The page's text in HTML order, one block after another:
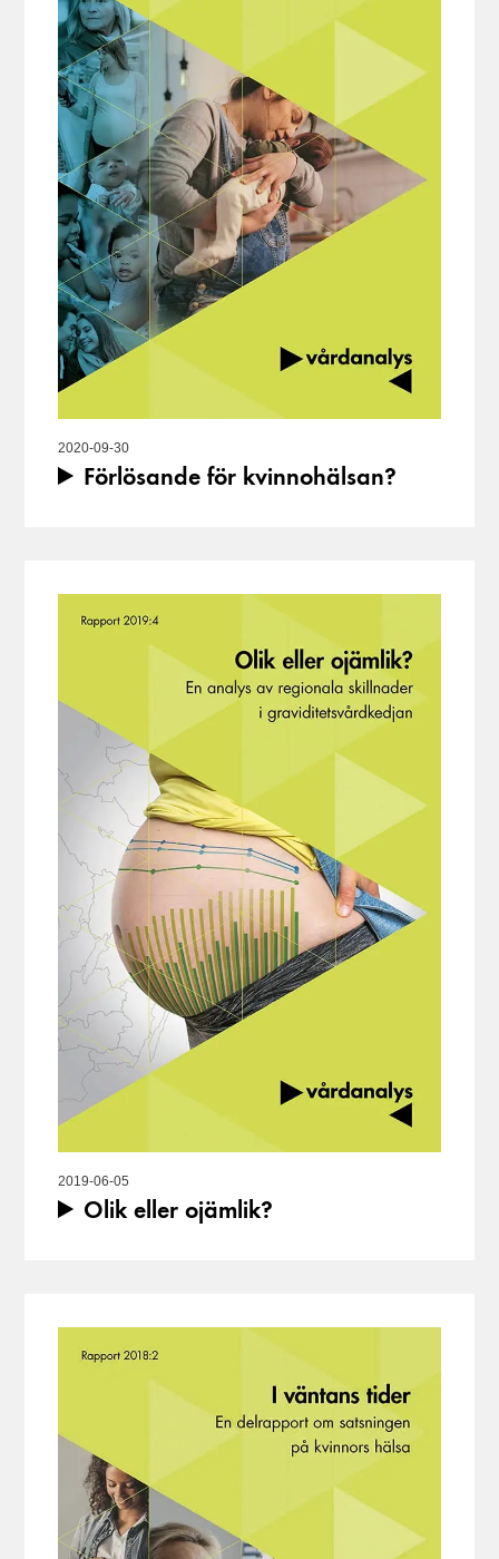
2020-09-30
Förlösande för kvinnohälsan?
2019-06-05
Olik eller ojämlik?